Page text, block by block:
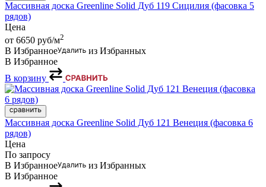
Массивная доска Greenline Solid Дуб 119 Сицилия (фасовка 5
рядов)
Цена
от 6650 руб/м2
В Избранное
из Избранных
В Избранное
В корзину
Массивная доска Greenline Solid Дуб 121 Венеция (фасовка 6
рядов)
Цена
По запросу
В Избранное
из Избранных
В Избранное